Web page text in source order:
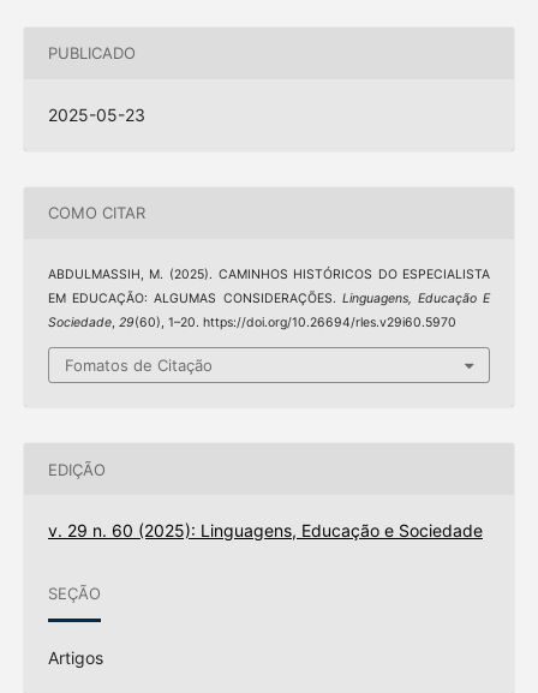
PUBLICADO
2025-05-23
COMO CITAR
ABDULMASSIH, M. (2025). CAMINHOS HISTÓRICOS DO ESPECIALISTA
EM EDUCAÇÃO: ALGUMAS CONSIDERAÇÕES. Linguagens, Educação E
Sociedade, 29(60), 1–20. https://doi.org/10.26694/rles.v29i60.5970
Fomatos de Citação
EDIÇÃO
v. 29 n. 60 (2025): Linguagens, Educação e Sociedade
SEÇÃO
Artigos